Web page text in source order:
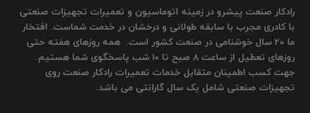
رادکار صنعت پیشرو در زمینه اتوماسیون و تعمیرات تجهیزات صنعتی
با کادری مجرب با سابقه طولانی و درخشان در خدمت شماست. افتخار
ما 20 سال خوشنامی در صنعت کشور است. همه روزهای هفته حتی
روزهای تعطیل از ساعت 8 صبح تا 10 شب پاسخگوی شما هستیم.
جهت کسب اطمینان متقابل خدمات تعمیرات رادکار صنعت روی
تجهیزات صنعتی شامل یک سال گارانتی می باشد.